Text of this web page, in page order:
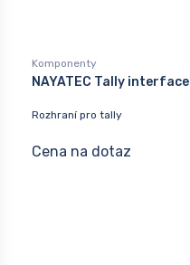
Komponenty
NAYATEC Tally interface
Rozhraní pro tally
Cena na dotaz